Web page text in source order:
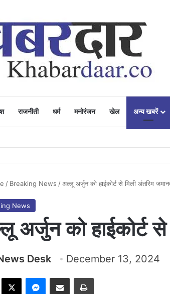
राजनीती धर्म मनोरंजन खेल अन्य खबरें
और नैनो यूरिया बने किसानों के भरोसेमंद कृषि साथी…..
/ Breaking News /अल्लू अर्जुन को हाईकोर्ट से मिली अंतरिम
News
अर्जुन को हाईकोर्ट
Desk December 13, 2024
X Messenger
Share via Email Print